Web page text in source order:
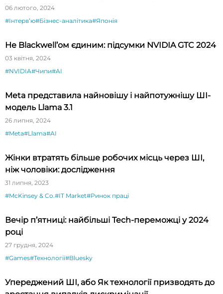
будете вражені»
06 лютого, 2024
#Інтервʼю#Бізнес-аналітика#Японія
Не Blackwell’ом єдиним: підсумки NVIDIA GTC 2024
03 квітня, 2024
#NVIDIA#Чипи#AI
Meta представила найновішу і найпотужнішу ШІ-
модель Llama 3.1
26 липня, 2024
#Meta#Llama#AI
Жінки втратять більше робочих місць через ШІ,
ніж чоловіки: дослідження
31 липня, 2023
#McKinsey & Co.#IT Market#Ринок праці
Вечір п’ятниці: найбільші Tech-переможці у 2024
році
27 грудня, 2024
#Games#Технології#Bluesky
Упереджений ШІ, або Як технології призводять до